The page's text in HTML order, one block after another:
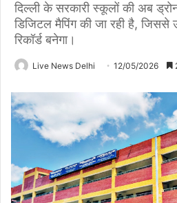
दिल्ली के सरकारी स्कूलों की अब
डिजिटल मैपिंग की जा रही है, जिससे
रिकॉर्ड बनेगा।
Live News Delhi 12/05/2026